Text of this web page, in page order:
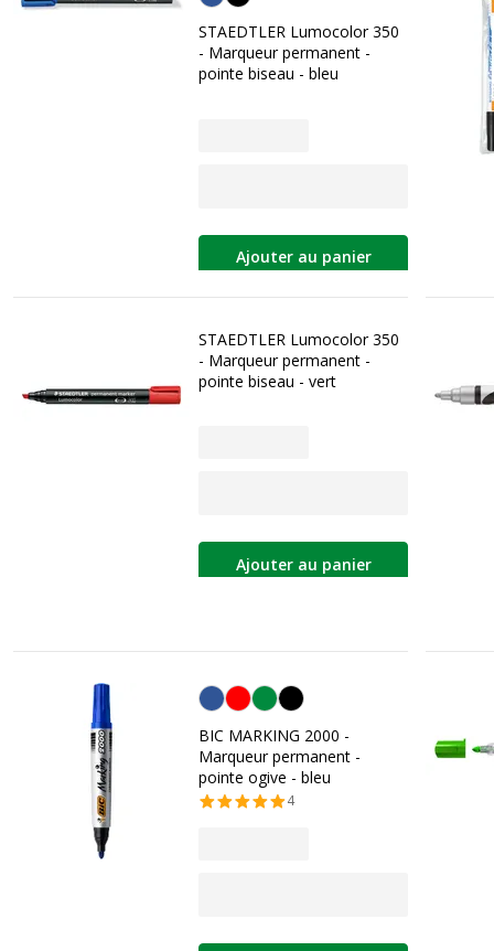
STAEDTLER Lumocolor 350
- Marqueur permanent -
pointe biseau - bleu
Ajouter au panier
STAEDTLER Lumocolor 350
- Marqueur permanent -
pointe biseau - vert
Ajouter au panier
Bleu
BIC MARKING 2000 -
Marqueur permanent -
pointe ogive - bleu
4